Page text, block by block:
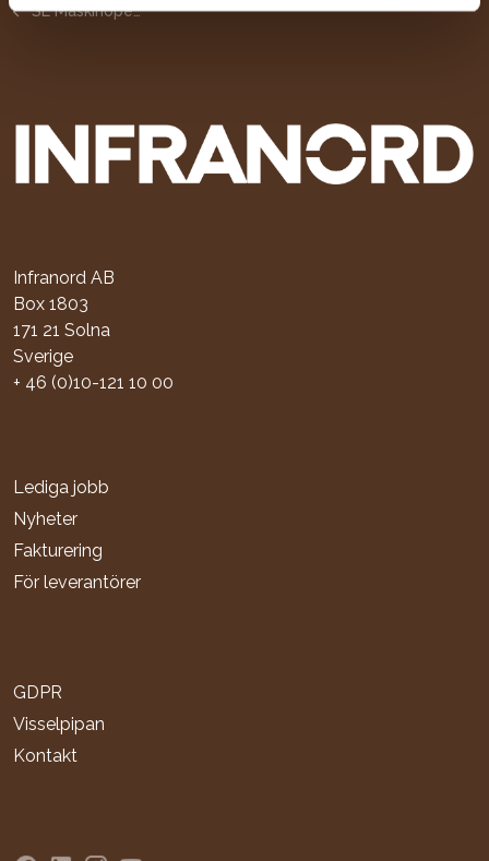
SL Maskinoperatör spårgående arbetsredskap (MOPS)
Infranord AB
Box 1803
171 21 Solna
Sverige
+ 46 (0)10-121 10 00
Lediga jobb
Nyheter
Fakturering
För leverantörer
GDPR
Visselpipan
Kontakt